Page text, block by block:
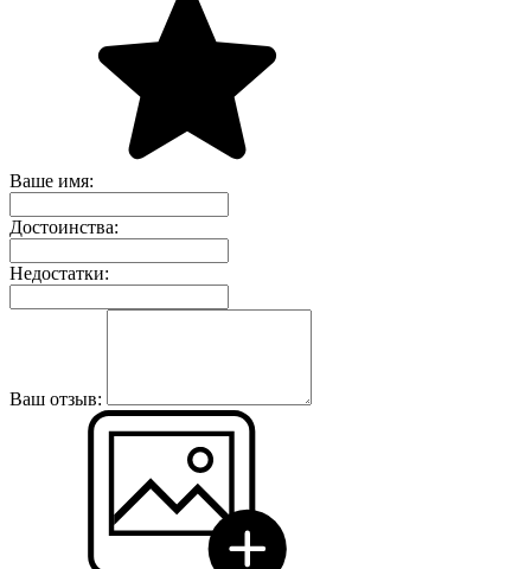
Ваше имя:
Достоинства:
Недостатки:
Ваш отзыв: